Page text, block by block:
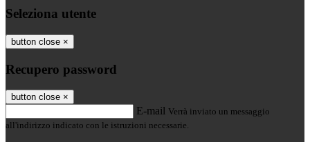
Seleziona utente
button close ×
Recupero password
button close ×
E-mail Verrà inviato un messaggio
all'indirizzo indicato con le istruzioni necessarie.